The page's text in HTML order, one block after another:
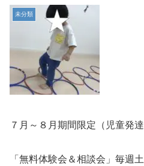
未分類
７月～８月期間限定（児童発
「無料体験会＆相談会」毎週